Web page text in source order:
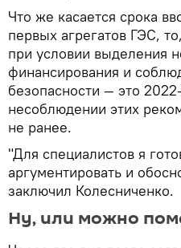
Что же касается срока
первых агрегатов ГЭС,
при условии выделения
финансирования и
безопасности — это
несоблюдении этих
не ранее.
"Для специалистов я
аргументировать и
заключил Колесниченко.
Ну, или можно